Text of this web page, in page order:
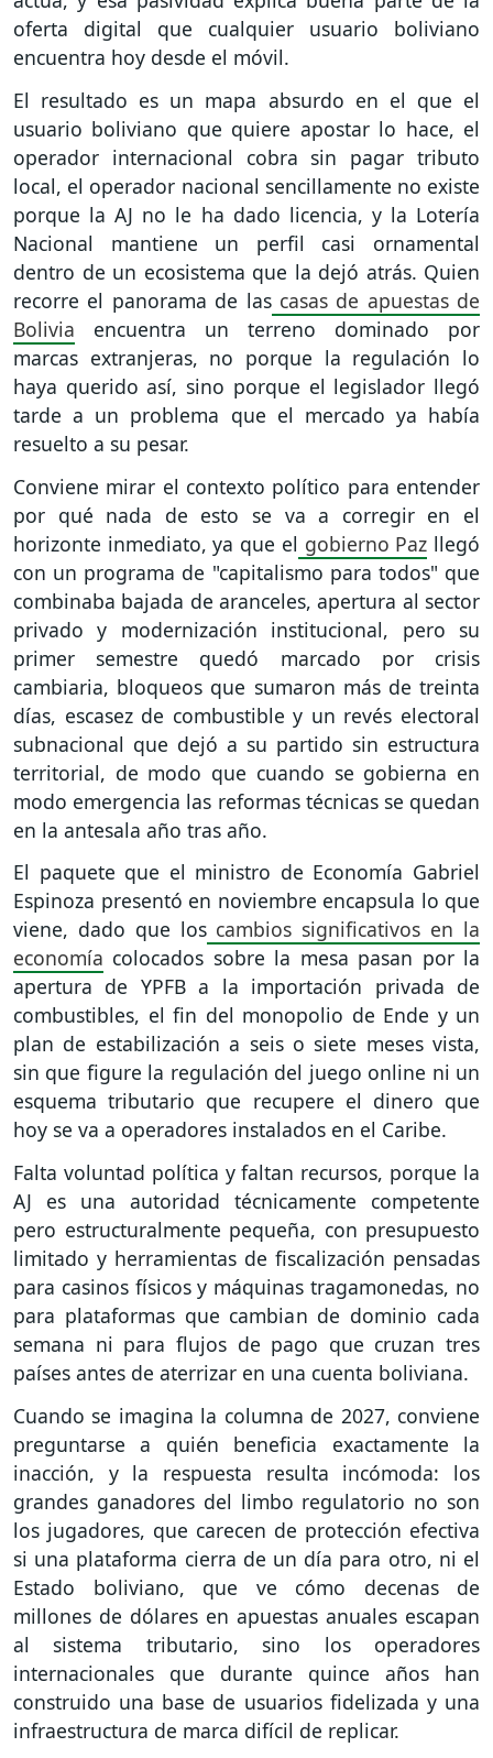
oferta digital que cualquier usuario boliviano
encuentra hoy desde el móvil.
El resultado es un mapa absurdo en el que el
usuario boliviano que quiere apostar lo hace, el
operador internacional cobra sin pagar tributo
local, el operador nacional sencillamente no existe
porque la AJ no le ha dado licencia, y la Lotería
Nacional mantiene un perfil casi ornamental
dentro de un ecosistema que la dejó atrás. Quien
recorre el panorama de las casas de apuestas de
Bolivia encuentra un terreno dominado por
marcas extranjeras, no porque la regulación lo
haya querido así, sino porque el legislador llegó
tarde a un problema que el mercado ya había
resuelto a su pesar.
Conviene mirar el contexto político para entender
por qué nada de esto se va a corregir en el
horizonte inmediato, ya que el gobierno Paz llegó
con un programa de "capitalismo para todos" que
combinaba bajada de aranceles, apertura al sector
privado y modernización institucional, pero su
primer semestre quedó marcado por crisis
cambiaria, bloqueos que sumaron más de treinta
días, escasez de combustible y un revés electoral
subnacional que dejó a su partido sin estructura
territorial, de modo que cuando se gobierna en
modo emergencia las reformas técnicas se quedan
en la antesala año tras año.
El paquete que el ministro de Economía Gabriel
Espinoza presentó en noviembre encapsula lo que
viene, dado que los cambios significativos en la
economía colocados sobre la mesa pasan por la
apertura de YPFB a la importación privada de
combustibles, el fin del monopolio de Ende y un
plan de estabilización a seis o siete meses vista,
sin que figure la regulación del juego online ni un
esquema tributario que recupere el dinero que
hoy se va a operadores instalados en el Caribe.
Falta voluntad política y faltan recursos, porque la
AJ es una autoridad técnicamente competente
pero estructuralmente pequeña, con presupuesto
limitado y herramientas de fiscalización pensadas
para casinos físicos y máquinas tragamonedas, no
para plataformas que cambian de dominio cada
semana ni para flujos de pago que cruzan tres
países antes de aterrizar en una cuenta boliviana.
Cuando se imagina la columna de 2027, conviene
preguntarse a quién beneficia exactamente la
inacción, y la respuesta resulta incómoda: los
grandes ganadores del limbo regulatorio no son
los jugadores, que carecen de protección efectiva
si una plataforma cierra de un día para otro, ni el
Estado boliviano, que ve cómo decenas de
millones de dólares en apuestas anuales escapan
al sistema tributario, sino los operadores
internacionales que durante quince años han
construido una base de usuarios fidelizada y una
infraestructura de marca difícil de replicar.